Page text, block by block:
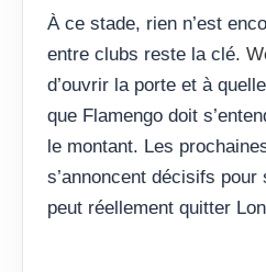
À ce stade, rien n’est
entre clubs reste la clé.
d’ouvrir la porte et à
que Flamengo doit
le montant. Les
s’annoncent décisifs
peut réellement quitter